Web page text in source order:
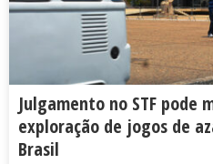
Julgamento no STF pode
exploração de jogos de
Brasil